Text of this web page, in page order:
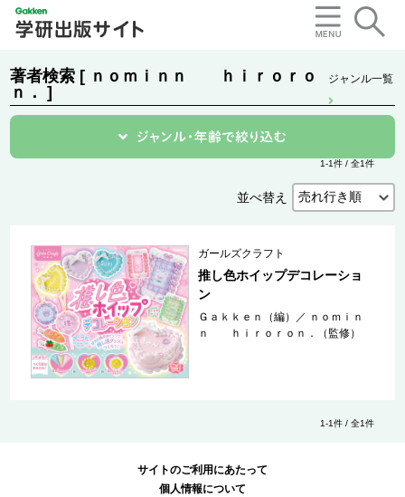
著者検索 [ ｎｏｍｉｎｎ ｈｉｒｏｒｏ
ｎ． ]
ジャンル一覧
1-1件 / 全1件
並べ替え
ガールズクラフト
推し色ホイップデコレーショ
ン
Ｇａｋｋｅｎ（編） ／ ｎｏｍｉｎ
ｎ ｈｉｒｏｒｏｎ．（監修）
1-1件 / 全1件
サイトのご利用にあたって
個人情報について